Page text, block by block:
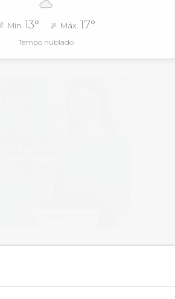
Mín. 13° Máx. 17°
Tempo nublado